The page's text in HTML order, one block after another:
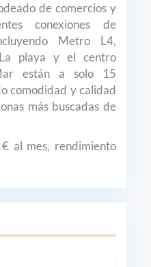
de comercios y
conexiones de
Metro L4,
playa y el centro
están a solo 15
comodidad y calidad
más buscadas de
al mes, rendimiento